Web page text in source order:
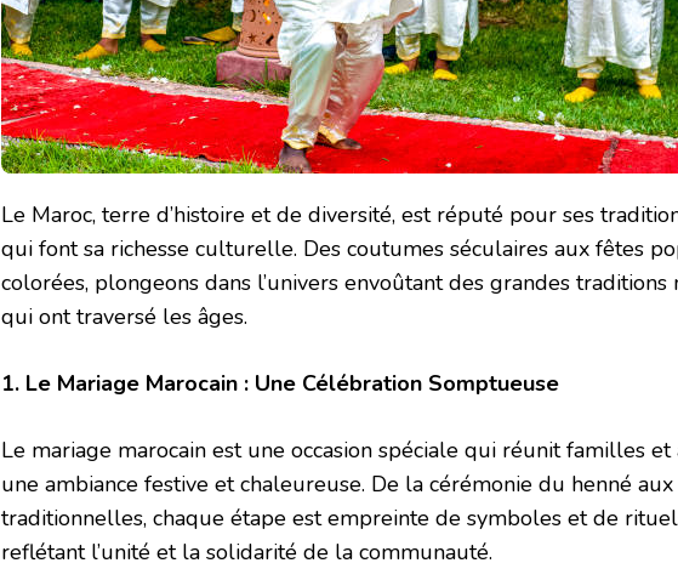
Le Maroc, terre d’histoire et de diversité, est réputé pour ses
qui font sa richesse culturelle. Des coutumes séculaires aux fêtes
colorées, plongeons dans l’univers envoûtant des grandes traditions
qui ont traversé les âges.
1. Le Mariage Marocain : Une Célébration Somptueuse
Le mariage marocain est une occasion spéciale qui réunit familles et
une ambiance festive et chaleureuse. De la cérémonie du henné aux
traditionnelles, chaque étape est empreinte de symboles et de
reflétant l’unité et la solidarité de la communauté.